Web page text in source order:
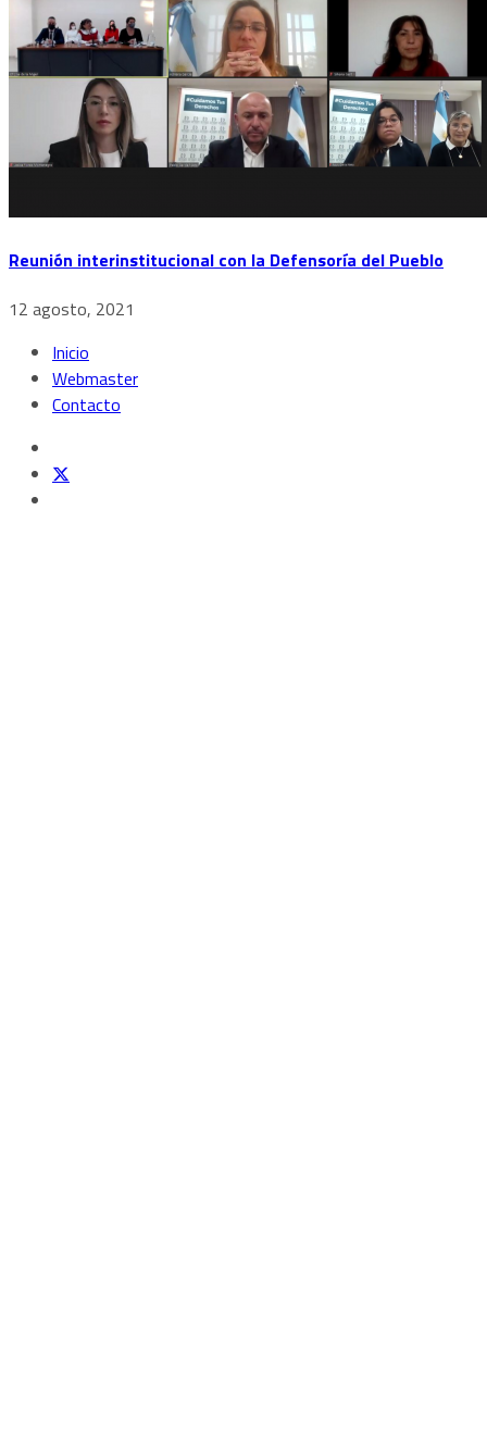
Reunión interinstitucional con la Defensoría del Pueblo
12 agosto, 2021
Inicio
Webmaster
Contacto